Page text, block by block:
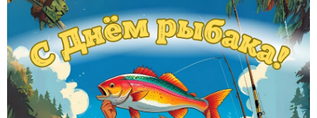
Открытки
Стихи и тексты
ПРАЗДНИКИ
С Днем рождения
Юбилей
ОТЗЫВЫ